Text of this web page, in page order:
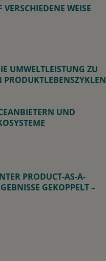
WEISE
UMWELTLEISTUNG ZU
UND
PRODUCT-AS-A-
GEKOPPELT –